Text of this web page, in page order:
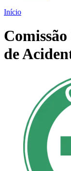
Início
de